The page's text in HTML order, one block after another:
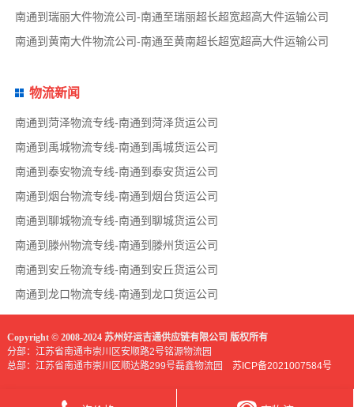
南通到瑞丽大件物流公司-南通至瑞丽超长超宽超高大件运输公司
南通到黄南大件物流公司-南通至黄南超长超宽超高大件运输公司
物流新闻
南通到菏泽物流专线-南通到菏泽货运公司
南通到禹城物流专线-南通到禹城货运公司
南通到泰安物流专线-南通到泰安货运公司
南通到烟台物流专线-南通到烟台货运公司
南通到聊城物流专线-南通到聊城货运公司
南通到滕州物流专线-南通到滕州货运公司
南通到安丘物流专线-南通到安丘货运公司
南通到龙口物流专线-南通到龙口货运公司
Copyright © 2008-2024 苏州好运吉通供应链有限公司 版权所有
分部：江苏省南通市崇川区安顺路2号铭源物流园
总部：江苏省南通市崇川区顺达路299号磊鑫物流园 苏ICP备2021007584号